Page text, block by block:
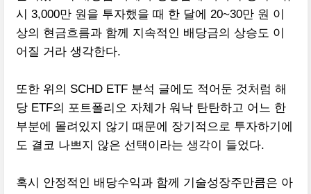
시 3,000만 원을 투자했을 때 한 달에 20~30만 원 이
상의 현금흐름과 함께 지속적인 배당금의 상승도 이
어질 거라 생각한다.
또한 위의 SCHD ETF 분석 글에도 적어둔 것처럼 해
당 ETF의 포트폴리오 자체가 워낙 탄탄하고 어느 한
부분에 몰려있지 않기 때문에 장기적으로 투자하기에
도 결코 나쁘지 않은 선택이라는 생각이 들었다.
혹시 안정적인 배당수익과 함께 기술성장주만큼은 아